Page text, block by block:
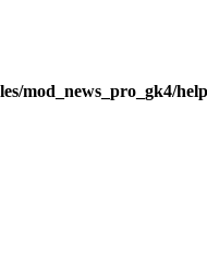
mod_news_pro_gk4/